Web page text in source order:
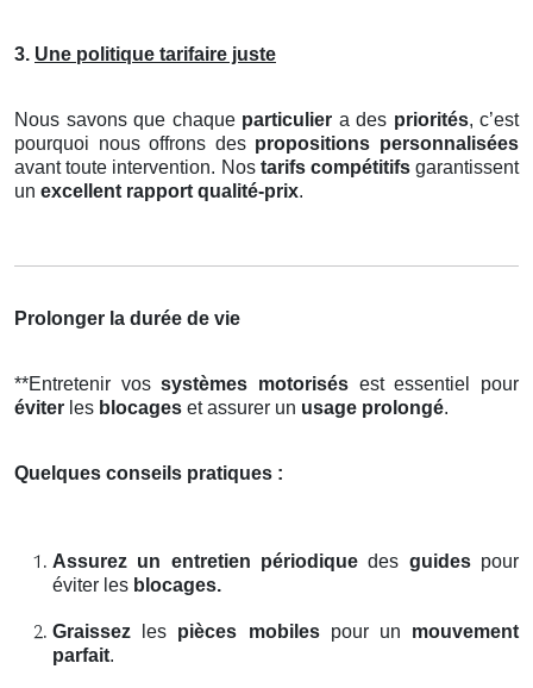
3. Une politique tarifaire juste
Nous savons que chaque particulier a des priorités, c’est
pourquoi nous offrons des propositions personnalisées
avant toute intervention. Nos tarifs compétitifsgarantissent
un excellent rapport qualité-prix.
Prolonger la durée de vie
**Entretenir vossystèmes motorisés est essentiel pour
éviter les blocages et assurer un usage prolongé.
Quelques conseils pratiques :
Assurez un entretien périodique des guidespour
éviter les blocages.
Graissez les pièces mobilespour un mouvement
parfait.